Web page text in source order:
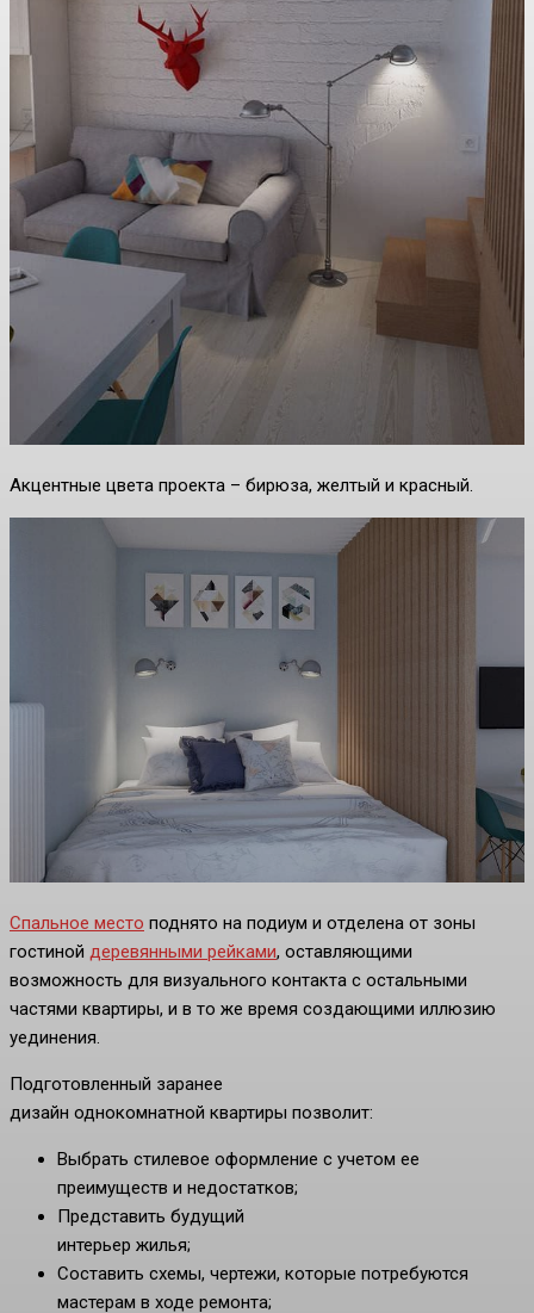
Акцентные цвета проекта – бирюза, желтый и красный.
Спальное место поднято на подиум и отделена от зоны
гостиной деревянными рейками, оставляющими
возможность для визуального контакта с остальными
частями квартиры, и в то же время создающими иллюзию
уединения.
Подготовленный заранее
дизайн однокомнатной квартиры позволит:
Выбрать стилевое оформление с учетом ее
преимуществ и недостатков;
Представить будущий
интерьер жилья;
Составить схемы, чертежи, которые потребуются
мастерам в ходе ремонта;